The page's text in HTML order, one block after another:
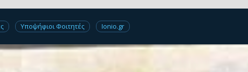
Υποψήφιοι Φοιτητές Ionio.gr